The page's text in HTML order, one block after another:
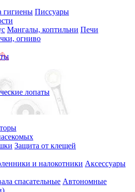
гигиены Писсуары
Мангалы, коптильни Печи
огниво
лопаты
Защита от клещей
и налокотники Аксессуары
спасательные Автономные